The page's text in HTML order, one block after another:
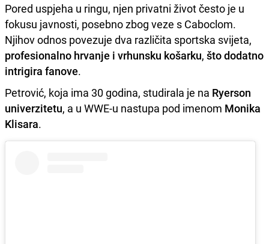
Pored uspjeha u ringu, njen privatni život često je u
fokusu javnosti, posebno zbog veze s Caboclom.
Njihov odnos povezuje dva različita sportska svijeta,
profesionalno hrvanje i vrhunsku košarku, što dodatno
intrigira fanove.
Petrović, koja ima 30 godina, studirala je na Ryerson
univerzitetu, a u WWE-u nastupa pod imenom Monika
Klisara.